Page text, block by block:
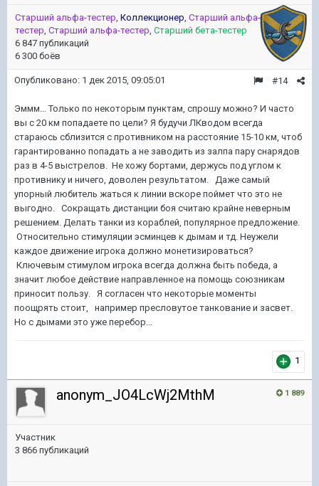
Старший альфа-тестер, Коллекционер, Старший альфа-
тестер, Старший альфа-тестер, Старший бета-тестер
6 847 публикаций
6 300 боёв
#14
Опубликовано: 1 дек 2015, 09:05:01
Эммм... Только по некоторым пунктам, спрошу можно? И часто
вы с 20 км попадаете по цели? Я будучи ЛКводом всегда
стараюсь сблизится с противником на расстояние 15-10 км, чтоб
гарантированно попадать а не заводить из залпа пару снарядов
раз в 4-5 выстрелов. Не хожу бортами, держусь под углом к
противнику и ничего, доволен результатом. Даже самый
упорный любитель жаться к линии вскоре поймет что это не
выгодно. Сокращать дистанции боя считаю крайне неверным
решением. Делать танки из кораблей, популярное предложение.
Относительно стимуляции эсминцев к дымам и тд. Неужели
каждое движение игрока должно монетизироваться?
Ключевым стимулом игрока всегда должна быть победа, а
значит любое действие направленное на помощь союзникам
приносит пользу. Я согласен что некоторые моменты
поощрять стоит, например пресловутое танкование и засвет.
Но с дымами это уже перебор...
1
1 889
anonym_JO4LcWj2MthM
Участник
3 866 публикаций